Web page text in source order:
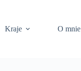
Kraje O mnie